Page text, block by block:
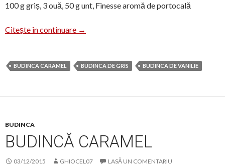
100 g griș, 3 ouă, 50 g unt, Finesse aromă de portocală
Citește în continuare Budincă de griș
→
BUDINCA CARAMEL BUDINCA DE GRIS BUDINCA DE VANILIE
BUDINCA
BUDINCĂ CARAMEL
03/12/2015 GHIOCEL07 LASĂ UN COMENTARIU